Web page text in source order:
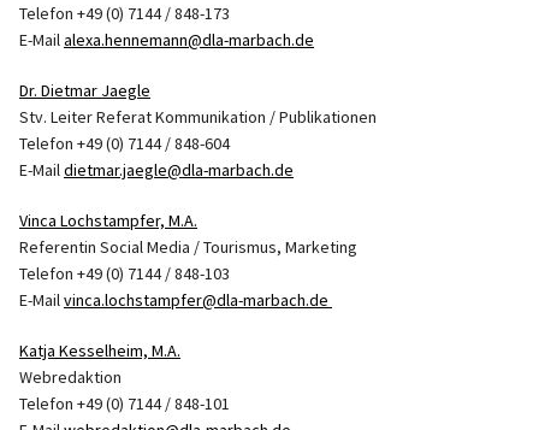
Telefon +49 (0) 7144 / 848-173
E-Mailalexa.hennemann@dla-marbach.de
Dr. Dietmar Jaegle
Stv. Leiter Referat Kommunikation / Publikationen
Telefon +49 (0) 7144 / 848-604
E-Maildietmar.jaegle@dla-marbach.de
Vinca Lochstampfer, M.A.
Referentin Social Media / Tourismus, Marketing
Telefon +49 (0) 7144 / 848-103
E-Mailvinca.lochstampfer@dla-marbach.de
Katja Kesselheim, M.A.
Webredaktion
Telefon +49 (0) 7144 / 848-101